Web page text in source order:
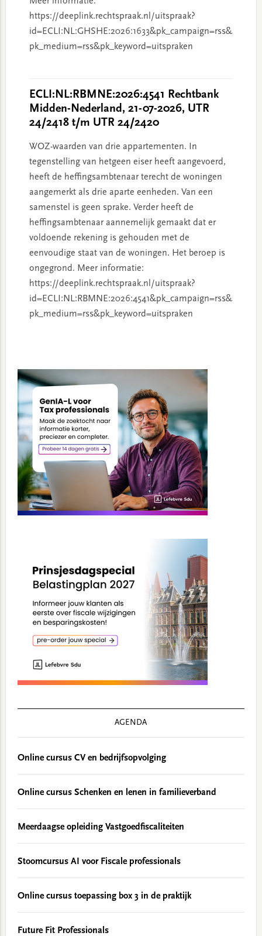
https://deeplink.rechtspraak.nl/uitspraak?
id=ECLI:NL:GHSHE:2026:1633&pk_campaign=rss&
pk_medium=rss&pk_keyword=uitspraken
ECLI:NL:RBMNE:2026:4541 Rechtbank
Midden-Nederland, 21-07-2026, UTR
24/2418 t/m UTR 24/2420
WOZ-waarden van drie appartementen. In
tegenstelling van hetgeen eiser heeft aangevoerd,
heeft de heffingsambtenaar terecht de woningen
aangemerkt als drie aparte eenheden. Van een
samenstel is geen sprake. Verder heeft de
heffingsambtenaar aannemelijk gemaakt dat er
voldoende rekening is gehouden met de
eenvoudige staat van de woningen. Het beroep is
ongegrond. Meer informatie:
https://deeplink.rechtspraak.nl/uitspraak?
id=ECLI:NL:RBMNE:2026:4541&pk_campaign=rss&
pk_medium=rss&pk_keyword=uitspraken
Sidebar
AGENDA
Online cursus CV en bedrijfsopvolging
Online cursus Schenken en lenen in familieverband
Meerdaagse opleiding Vastgoedfiscaliteiten
Stoomcursus AI voor Fiscale professionals
Online cursus toepassing box 3 in de praktijk
Future Fit Professionals